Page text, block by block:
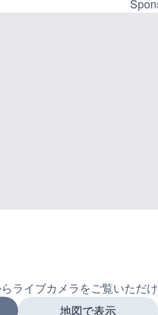
ライブカメラをご覧いただけ
地図で表示